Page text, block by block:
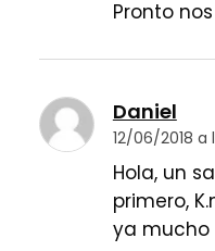
Pronto
Daniel
12/06/2018 a
Hola, un
primero,
ya mucho